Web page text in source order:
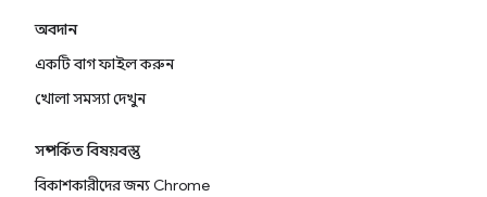
অবদান
একটি বাগ ফাইল করুন
খোলা সমস্যা দেখুন
সম্পর্কিত বিষয়বস্তু
বিকাশকারীদের জন্য Chrome